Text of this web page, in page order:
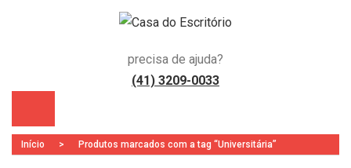
precisa de ajuda?
(41) 3209-0033
Início > Produtos marcados com a tag “Universitária”